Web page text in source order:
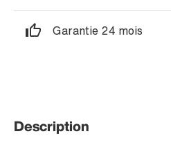
Garantie 24 mois
Description